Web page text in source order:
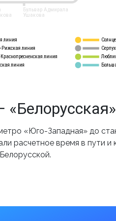
линия
Рижская линия
линия
линия
Бульвар Адмирала
Ушакова
«Юго-Западная» до
расчетное время в пути и